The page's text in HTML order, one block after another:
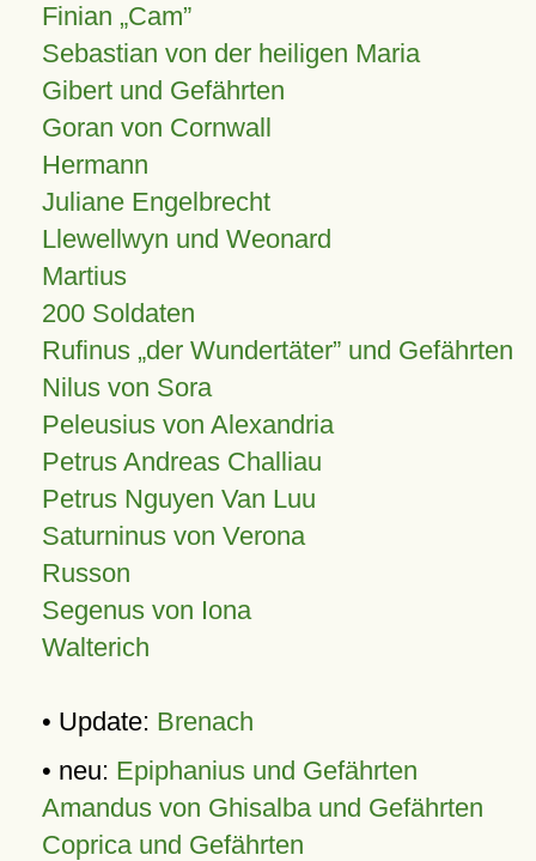
Finian Cam
Sebastian von der heiligen Maria
Gibert und Gefährten
Goran von Cornwall
Hermann
Juliane Engelbrecht
Llewellwyn und Weonard
Martius
200 Soldaten
Rufinus „der Wundertäter” und Gefährten
Nilus von Sora
Peleusius von Alexandria
Petrus Andreas Challiau
Petrus Nguyen Van Luu
Saturninus von Verona
Russon
Segenus von Iona
Walterich
• Update: Brenach
• neu: Epiphanius und Gefährten
Amandus von Ghisalba und Gefährten
Coprica und Gefährten